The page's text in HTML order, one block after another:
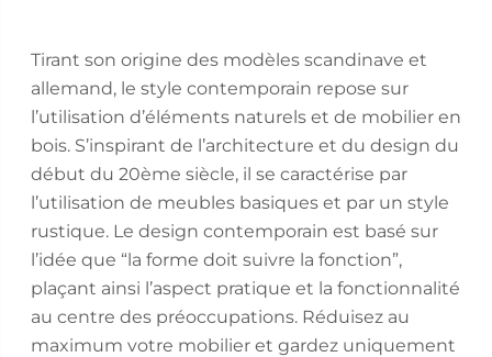
Tirant son origine des modèles scandinave et
allemand, le style contemporain repose sur
l’utilisation d’éléments naturels et de mobilier en
bois. S’inspirant de l’architecture et du design du
début du 20ème siècle, il se caractérise par
l’utilisation de meubles basiques et par un style
rustique. Le design contemporain est basé sur
l’idée que “la forme doit suivre la fonction”,
plaçant ainsi l’aspect pratique et la fonctionnalité
au centre des préoccupations. Réduisez au
maximum votre mobilier et gardez uniquement